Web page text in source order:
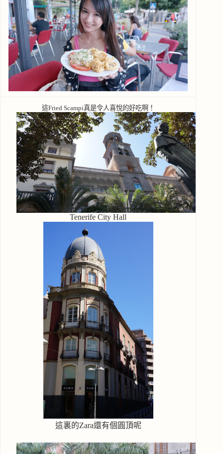
這Fried Scampi真是令人喜悅的好吃啊！
Tenerife City Hall
這裏的Zara還有個圓頂呢